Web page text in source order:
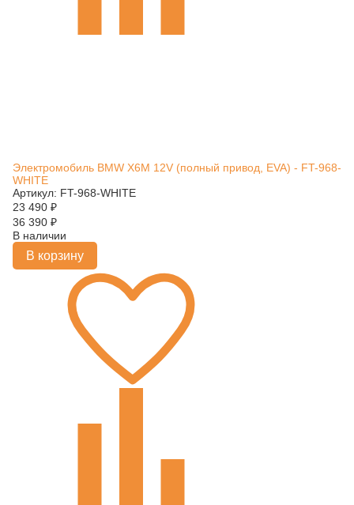
Электромобиль BMW X6M 12V (полный привод, EVA) - FT-968-
WHITE
Артикул: FT-968-WHITE
23 490 ₽
36 390 ₽
В наличии
В корзину